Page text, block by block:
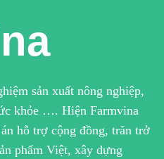
sản xuất nông nghiệp,
khỏe …. Hiện Farmvina
hỗ trợ cộng đồng, trăn trở
phẩm Việt, xây dựng